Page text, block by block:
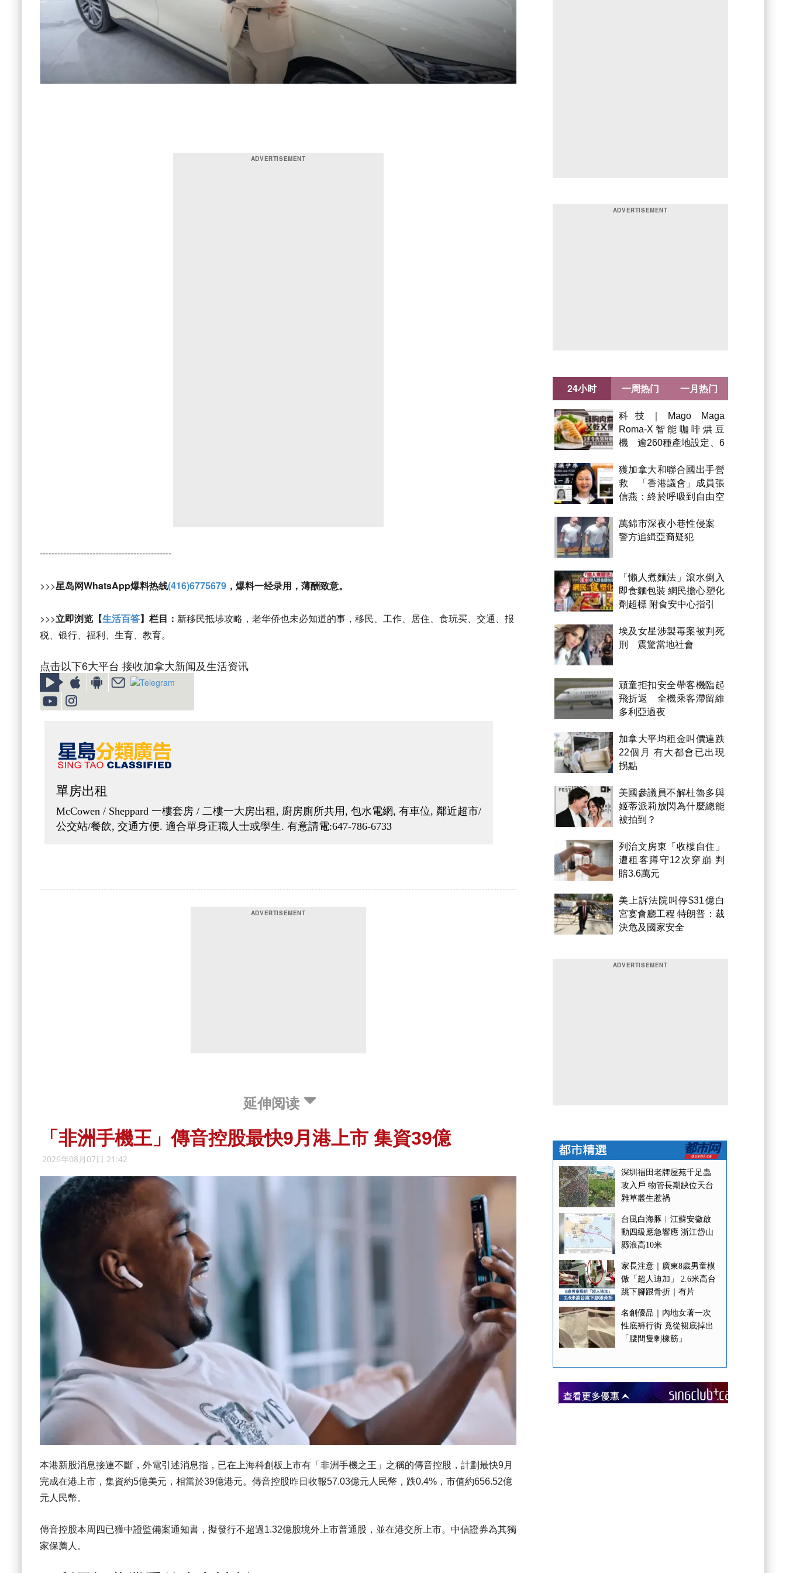
---------------------------------------------
>>>星岛网WhatsApp爆料热线(416)6775679 ，爆料一经录用，薄酬致意。
>>>立即浏览【生活百答】栏目： 新移民抵埗攻略，老华侨也未必知道的事，移民、工作、居住、食玩买、交通、报
税、银行、福利、生育、教育。
点击以下6大平台 接收加拿大新闻及生活资讯
延伸阅读
「非洲手機王」傳音控股最快9月港上市 集資39億
2026年08月07日 21:42
本港新股消息接連不斷，外電引述消息指，已在上海科創板上市有「非洲手機之王」之稱的傳音控股，計劃最快9月
完成在港上市，集資約5億美元，相當於39億港元。傳音控股昨日收報57.03億元人民幣，跌0.4%，市值約656.52億
元人民幣。
傳音控股本周四已獲中證監備案通知書，擬發行不超過1.32億股境外上市普通股，並在港交所上市。中信證券為其獨
家保薦人。
24小时
科技｜Mago Maga
Roma-X智能咖啡烘豆
機 逾260種產地設定、6
獲加拿大和聯合國出手營
救 「香港議會」成員張
信燕：終於呼吸到自由空
萬錦市深夜小巷性侵案
警方追緝亞裔疑犯
「懶人煮麵法」滾水倒入
即食麵包裝 網民擔心塑化
劑超標 附食安中心指引
埃及女星涉製毒案被判死
刑 震驚當地社會
頑童拒扣安全帶客機臨起
飛折返 全機乘客滯留維
多利亞過夜
加拿大平均租金叫價連跌
22個月 有大都會已出現
拐點
美國參議員不解杜魯多與
姬蒂派莉放閃為什麼總能
被拍到？
列治文房東「收樓自住」
遭租客蹲守12次穿崩 判
賠3.6萬元
美上訴法院叫停$31億白
宮宴會廳工程 特朗普：裁
決危及國家安全
一周热门 一月热门